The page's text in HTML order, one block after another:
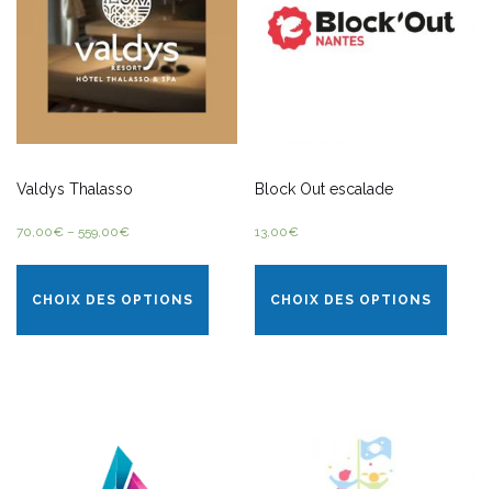
Valdys Thalasso
70,00€ – 559,00€
CHOIX DES OPTIONS
Block Out escalade
13,00€
CHOIX DES OPTIONS